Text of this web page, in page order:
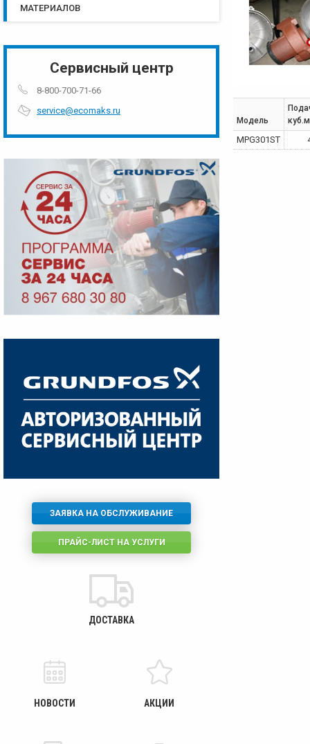
Модель
MPG301ST
МАТЕРИАЛОВ
Сервисный центр
8-800-700-71-66
service@ecomaks.ru
ЗАЯВКА НА ОБСЛУЖИВАНИЕ
ПРАЙС-ЛИСТ НА УСЛУГИ
ДОСТАВКА
НОВОСТИ АКЦИИ